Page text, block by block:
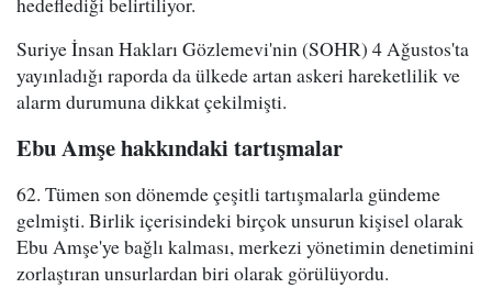
Suriye İnsan Hakları Gözlemevi'nin (SOHR) 4 Ağustos'ta
yayınladığı raporda da ülkede artan askeri hareketlilik ve
alarm durumuna dikkat çekilmişti.
Ebu Amşe hakkındaki tartışmalar
62. Tümen son dönemde çeşitli tartışmalarla gündeme
gelmişti. Birlik içerisindeki birçok unsurun kişisel olarak
Ebu Amşe'ye bağlı kalması, merkezi yönetimin denetimini
zorlaştıran unsurlardan biri olarak görülüyordu.